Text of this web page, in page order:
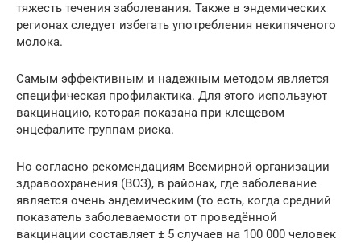
тяжесть течения заболевания. Также в эндемических
регионах следует избегать употребления некипяченого
молока.
Самым эффективным и надежным методом является
специфическая профилактика. Для этого используют
вакцинацию, которая показана при клещевом
энцефалите группам риска.
Но согласно рекомендациям Всемирной организации
здравоохранения (ВОЗ), в районах, где заболевание
является очень эндемическим (то есть, когда средний
показатель заболеваемости от проведённой
вакцинации составляет ± 5 случаев на 100 000 человек